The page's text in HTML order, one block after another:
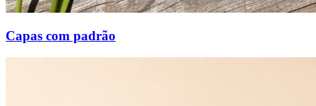
Capas com padrão